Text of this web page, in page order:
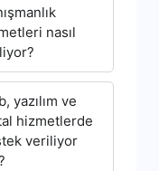
nasıl
yazılım ve
hizmetlerde
veriliyor